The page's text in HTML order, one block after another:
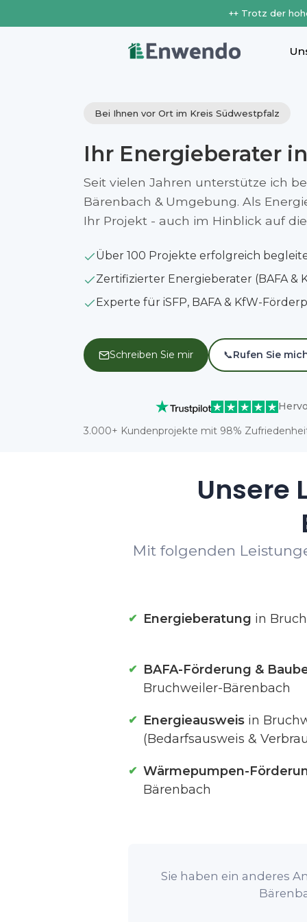
++ Trotz der
Bei Ihnen vor Ort im Kreis Südwestpfalz
Ihr Energieberater
Seit vielen Jahren unterstütze ich
Bärenbach & Umgebung. Als
Ihr Projekt - auch im Hinblick auf
Über 100 Projekte erfolgreich
Zertifizierter Energieberater (BAFA &
Experte für iSFP, BAFA & KfW-
Schreiben Sie mir 📞Rufen Sie
3.000+ Kundenprojekte mit 98%
Unsere
Mit folgenden
Energieberatung in
BAFA-Förderung &
Bruchweiler-Bärenbach
Energieausweis in
(Bedarfsausweis &
Wärmepumpen-
Bärenbach
Sie haben ein anderes